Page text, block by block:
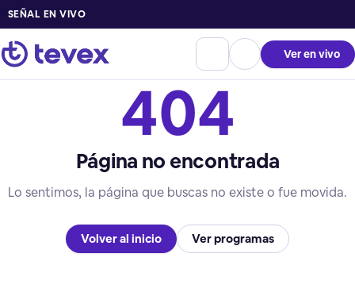
SEÑAL EN VIVO
Ver en vivo
404
Página no encontrada
Lo sentimos, la página que buscas no existe o fue movida.
Volver al inicio Ver programas